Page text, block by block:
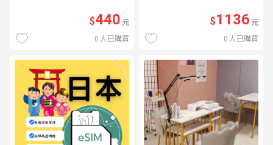
$440元
0 人已購買
$1136元
0 人已購買